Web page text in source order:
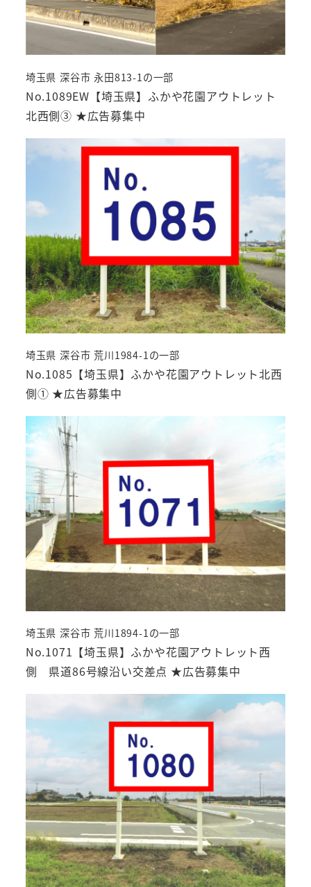
No.1089EW【埼玉県】ふかや花園アウトレット
北西側③ ★広告募集中
埼玉県 深谷市 永田813-1の一部
No.1085【埼玉県】ふかや花園アウトレット北西
側① ★広告募集中
埼玉県 深谷市 荒川1984-1の一部
No.1071【埼玉県】ふかや花園アウトレット西
側 県道86号線沿い交差点 ★広告募集中
埼玉県 深谷市 荒川1894-1の一部